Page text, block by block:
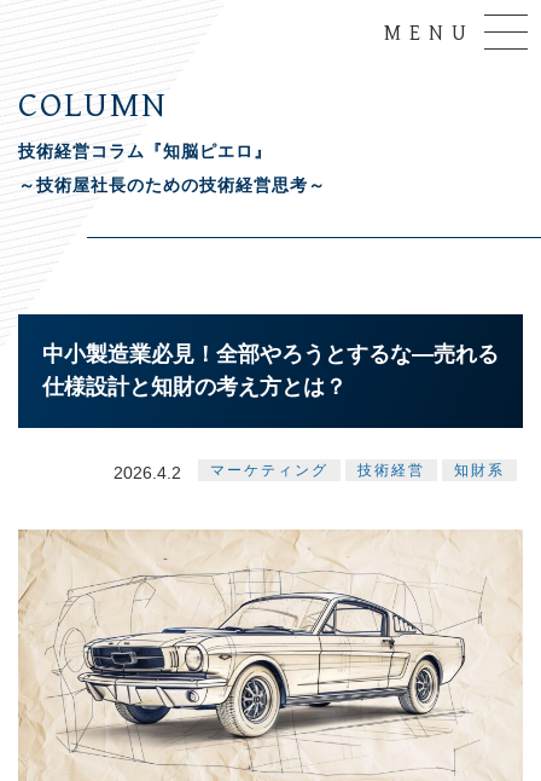
MENU
COLUMN
技術経営コラム『知脳ピエロ』
～技術屋社長のための技術経営思考～
中小製造業必見！全部やろうとするな―売れる
仕様設計と知財の考え方とは？
2026.4.2 マーケティング 技術経営 知財系